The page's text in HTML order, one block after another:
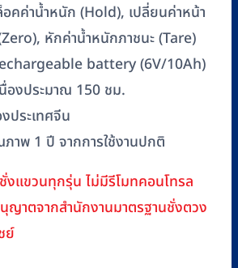
คค่าน้ำหนัก (Hold), เปลี่ยนค่าหน้า
หักค่าน้ำหนักภาชนะ (Tare)
battery (6V/10Ah)
นื่องประมาณ 150 ชม.
ระเทศจีน
าพ 1 ปี จากการใช้งานปกติ
งแขวนทุกรุ่น ไม่มีรีโมทคอนโทรล
ญาตจากสำนักงานมาตรฐานชั่งตวง
ย์